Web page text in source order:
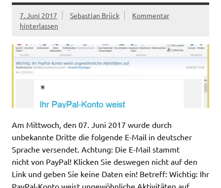
7. Juni 2017 Sebastian Brück
Kommentar
hinterlassen
Am Mittwoch, den 07. Juni 2017 wurde durch
unbekannte Dritte die folgende E-Mail in deutscher
Sprache versendet. Achtung: Die E-Mail stammt
nicht von PayPal! Klicken Sie deswegen nicht auf den
Link und geben Sie keine Daten ein! Betreff: Wichtig: Ihr